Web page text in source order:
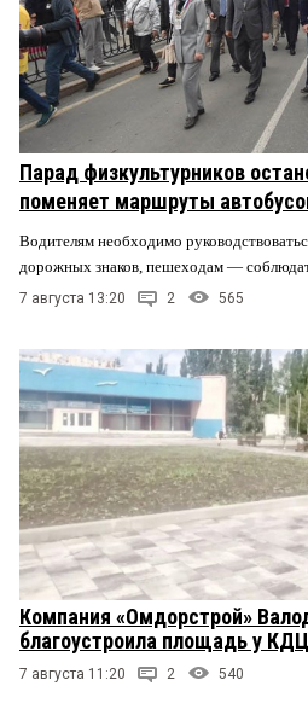
Парад физкультурников
поменяет маршруты
Водителям необходимо
дорожных знаков, пешеходам —
7 августа 13:20 2 565
Компания «Омдорстрой»
благоустроила площадь у
7 августа 11:20 2 540